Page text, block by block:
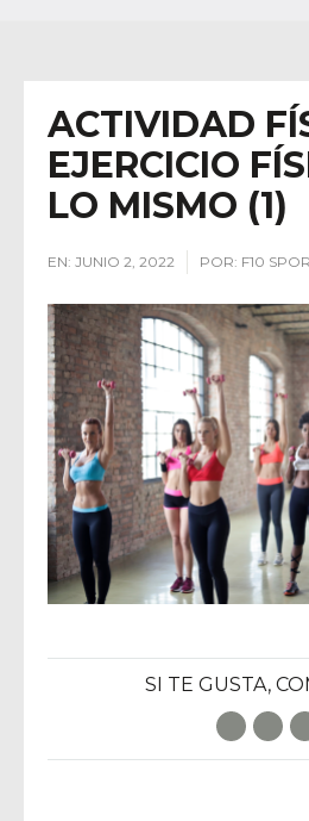
ACTIVIDAD
EJERCICIO
LO MISMO (1)
EN: JUNIO 2, 2022 POR: F10
SI TE GUSTA,